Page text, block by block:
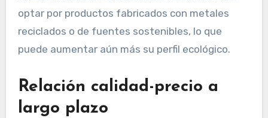
optar por productos fabricados con metales
reciclados o de fuentes sostenibles, lo que
puede aumentar aún más su perfil ecológico.
Relación calidad-precio a
largo plazo